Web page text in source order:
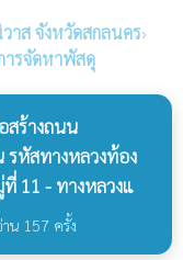
าส จังหวัดสกลนคร›
ารจัดหาพัสดุ
สร้างถนน
รหัสทางหลวงท้อง
11 - ทางหลวงแ
น 157 ครั้ง